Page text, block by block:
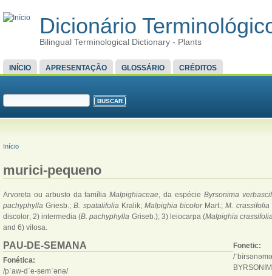
Dicionário
Bilingual Terminological Dictionary - Plants
MENU PRINCIPAL
INÍCIO APRESENTAÇÃO GLOSSÁRIO CRÉDITOS
FORMULÁRIO DE BUSCA
VOCÊ ESTÁ AQUI
Início
murici-pequeno
Arvoreta ou arbusto da famíliaMalpighiaceae , da espécie Byrsonima
pachyphylla Griesb.;B. spatalifolia Kralik; Malpighia bicolorMart.;M. crassifolia
discolor; 2) intermedia (B. pachyphylla Griseb.); 3) leiocarpa (Malpighia
and 6) vilosa.
PAU-DE-SEMANA
Fonética:
/pˈaw-dˈe-semˈənə/
Fonetic:
/